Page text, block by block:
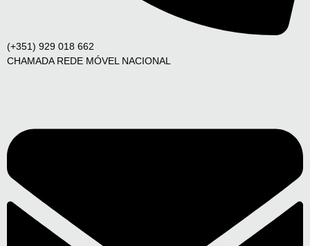
(+351) 929 018 662
CHAMADA REDE MÓVEL NACIONAL